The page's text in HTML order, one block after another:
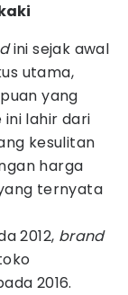
ini sejak awal
utama,
yang
ini lahir dari
kesulitan
harga
ternyata
2012, brand
2016.